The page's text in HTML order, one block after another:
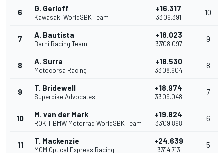
6 G. Gerloff
Kawasaki WorldSBK Team
+16.317
33'06.391
10
7 A. Bautista
Barni Racing Team
+18.023
33'08.097
9
8 A. Surra
Motocorsa Racing
+18.530
33'08.604
8
9 T. Bridewell
Superbike Advocates
+18.974
33'09.048
7
10 M. van der Mark
ROKiT BMW Motorrad WorldSBK Team
+19.824
33'09.898
6
11 T. Mackenzie
MGM Optical Express Racing
+24.639
33'14.713
5